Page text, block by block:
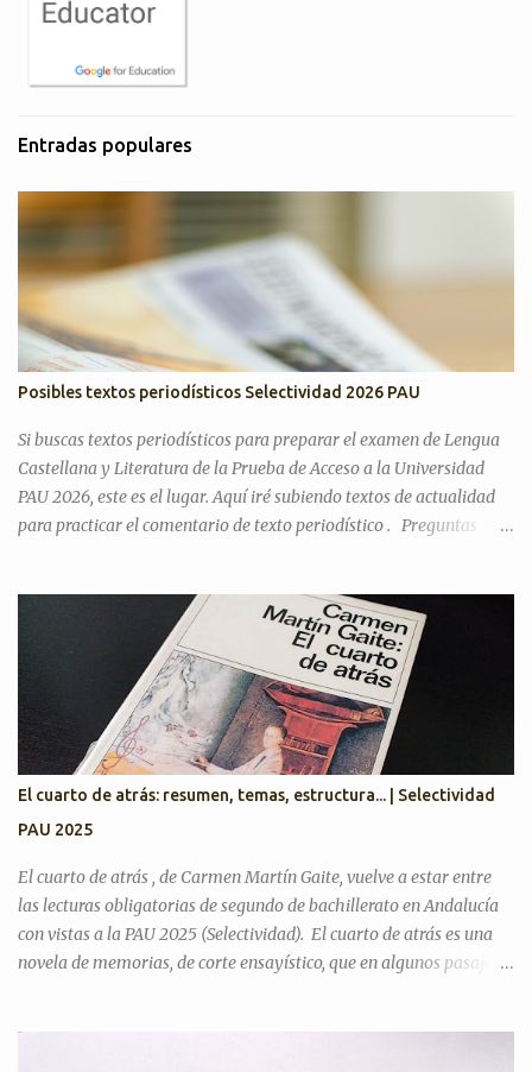
Entradas populares
Posibles textos periodísticos Selectividad 2026 PAU
Si buscas textos periodísticos para preparar el examen de Lengua
Castellana y Literatura de la Prueba de Acceso a la Universidad
PAU 2026, este es el lugar. Aquí iré subiendo textos de actualidad
para practicar el comentario de texto periodístico . Preguntas
el discurso argumentativo (pregunta 3 en PAU Andalucía). PAU
2025. Exámenes titulares, suplentes y reservas ¿Cree que la actual
situación económica y social de España es precaria? ¿Considera
que la literatura cumple alguna función en la actualidad?
¿Considera que la inteligencia artificial podrá sustituir al ser
humano en las creaciones artísticas y en el desarrollo de otras
ciencias? ¿Son todas las opiniones igualmente respetables?
¿Queremos más a nuestra familia o a aquellas personas con las
que tenemos más trato? Artículos para practicar PAU 2026 YO A
TU EDAD José Luis Sastre...
El cuarto de atrás: resumen, temas, estructura... | Selectividad
PAU 2025
El cuarto de atrás , de Carmen Martín Gaite, vuelve a estar entre
las lecturas obligatorias de segundo de bachillerato en Andalucía
con vistas a la PAU 2025 (Selectividad). El cuarto de atrás es una
novela de memorias, de corte ensayístico, que en algunos pasajes